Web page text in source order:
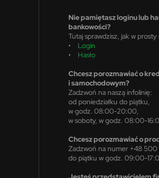
Nie pamiętasz loginu lub
bankowości?
Tutaj sprawdzisz, jak w
• Login
• Hasło
Chcesz porozmawiać o
i samochodowym?
Zadzwoń na naszą infolinię:
od poniedziałku do piątku,
w godz. 08:00-20:00,
w soboty, w godz. 08:00-
Chcesz porozmawiać o
Zadzwoń na numer +48 500
do piątku w godz. 09:00-